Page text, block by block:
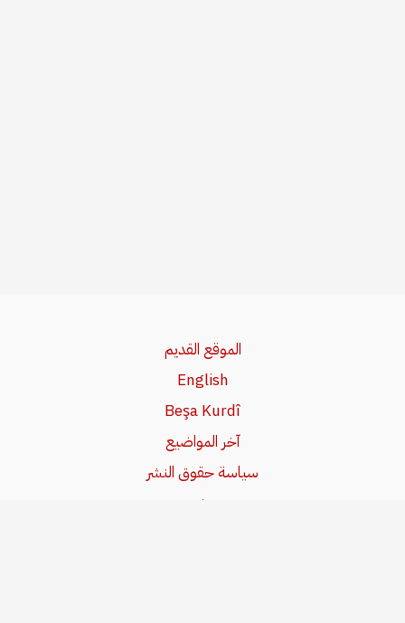
الموقع القديم
English
Beşa Kurdî
آخر المواضيع
سياسة حقوق النشر
من نحن